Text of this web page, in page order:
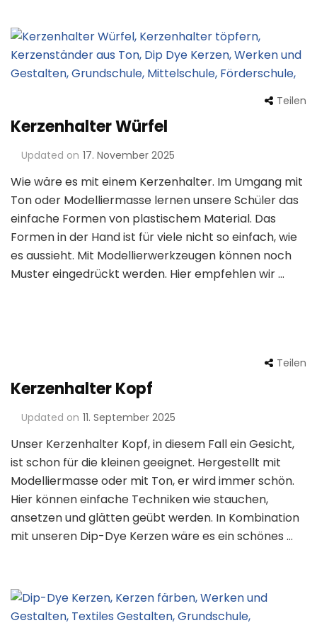
Teilen
Kerzenhalter Würfel
Updated on 17. November 2025
Wie wäre es mit einem Kerzenhalter. Im Umgang mit
Ton oder Modelliermasse lernen unsere Schüler das
einfache Formen von plastischem Material. Das
Formen in der Hand ist für viele nicht so einfach, wie
es aussieht. Mit Modellierwerkzeugen können noch
Muster eingedrückt werden. Hier empfehlen wir …
Teilen
Kerzenhalter Kopf
Updated on 11. September 2025
Unser Kerzenhalter Kopf, in diesem Fall ein Gesicht,
ist schon für die kleinen geeignet. Hergestellt mit
Modelliermasse oder mit Ton, er wird immer schön.
Hier können einfache Techniken wie stauchen,
ansetzen und glätten geübt werden. In Kombination
mit unseren Dip-Dye Kerzen wäre es ein schönes …